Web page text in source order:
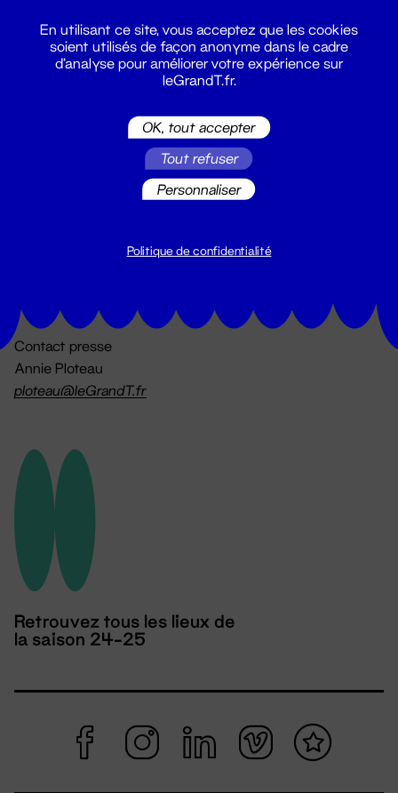
billetterie@leGrandT.fr
Du lundi au vendredi 14h → 18h
Contact presse
Annie Ploteau
ploteau@leGrandT.fr
Retrouvez tous les lieux de
la saison 24-25
En utilisant ce site, vous acceptez que les cookies
soient utilisés de façon anonyme dans le cadre
d'analyse pour améliorer votre expérience sur
leGrandT.fr.
OK, tout accepter
Tout refuser
Personnaliser
Politique de confidentialité